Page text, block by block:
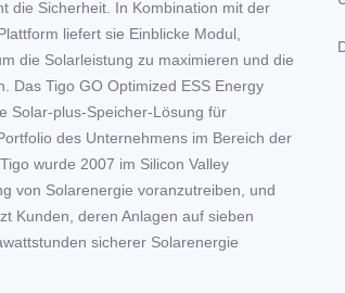
die Sicherheit. In Kombination mit der
liefert sie Einblicke Modul,
die Solarleistung zu maximieren und die
Das Tigo GO Optimized ESS Energy
Solar-plus-Speicher-Lösung für
des Unternehmens im Bereich der
wurde 2007 im Silicon Valley
von Solarenergie voranzutreiben, und
Kunden, deren Anlagen auf sieben
sicherer Solarenergie